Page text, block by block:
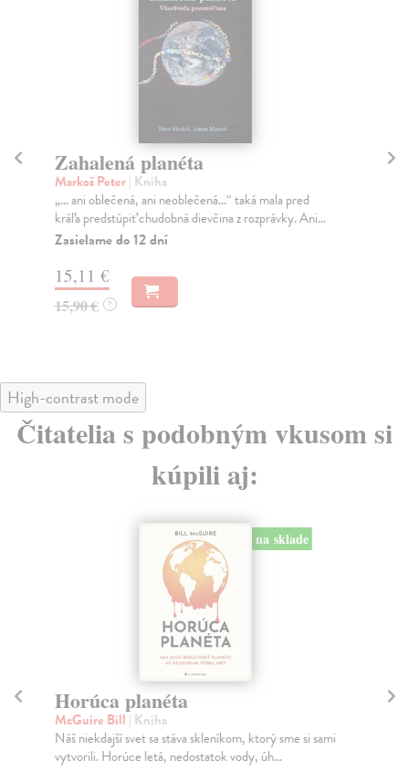
Zahalená planéta
Markoš Peter| Kniha
„… ani oblečená, ani neoblečená…“ taká mala pred
kráľa predstúpiť chudobná dievčina z rozprávky. Ani...
Zasielame do 12 dní
15,11 €
15,90 € ?
High-contrast mode
Čitatelia s podobným vkusom si
kúpili aj:
na sklade
Horúca planéta
McGuire Bill | Kniha
Náš niekdajší svet sa stáva skleníkom, ktorý sme si sami
vytvorili. Horúce letá, nedostatok vody, úh...